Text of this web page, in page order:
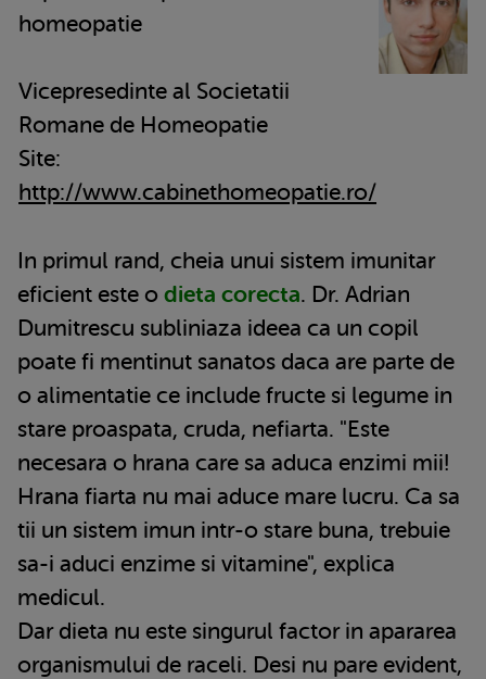
homeopatie
Vicepresedinte al Societatii
Romane de Homeopatie
Site:
http://www.cabinethomeopatie.ro/
In primul rand, cheia unui sistem imunitar
eficient este o dieta corecta. Dr. Adrian
Dumitrescu subliniaza ideea ca un copil
poate fi mentinut sanatos daca are parte de
o alimentatie ce include fructe si legume in
stare proaspata, cruda, nefiarta. "Este
necesara o hrana care sa aduca enzimi mii!
Hrana fiarta nu mai aduce mare lucru. Ca sa
tii un sistem imun intr-o stare buna, trebuie
sa-i aduci enzime si vitamine", explica
medicul.
Dar dieta nu este singurul factor in apararea
organismului de raceli. Desi nu pare evident,